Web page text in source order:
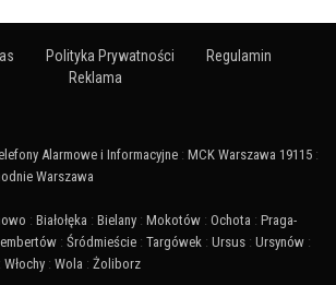
Polityka Prywatności
Regulamin
Reklama
Alarmowe i Informacyjne : MCK Warszawa 19115 :
Warszawa
: Białołęka : Bielany : Mokotów : Ochota : Praga-
: Śródmieście : Targówek : Ursus : Ursynów :
Włochy : Wola : Żoliborz